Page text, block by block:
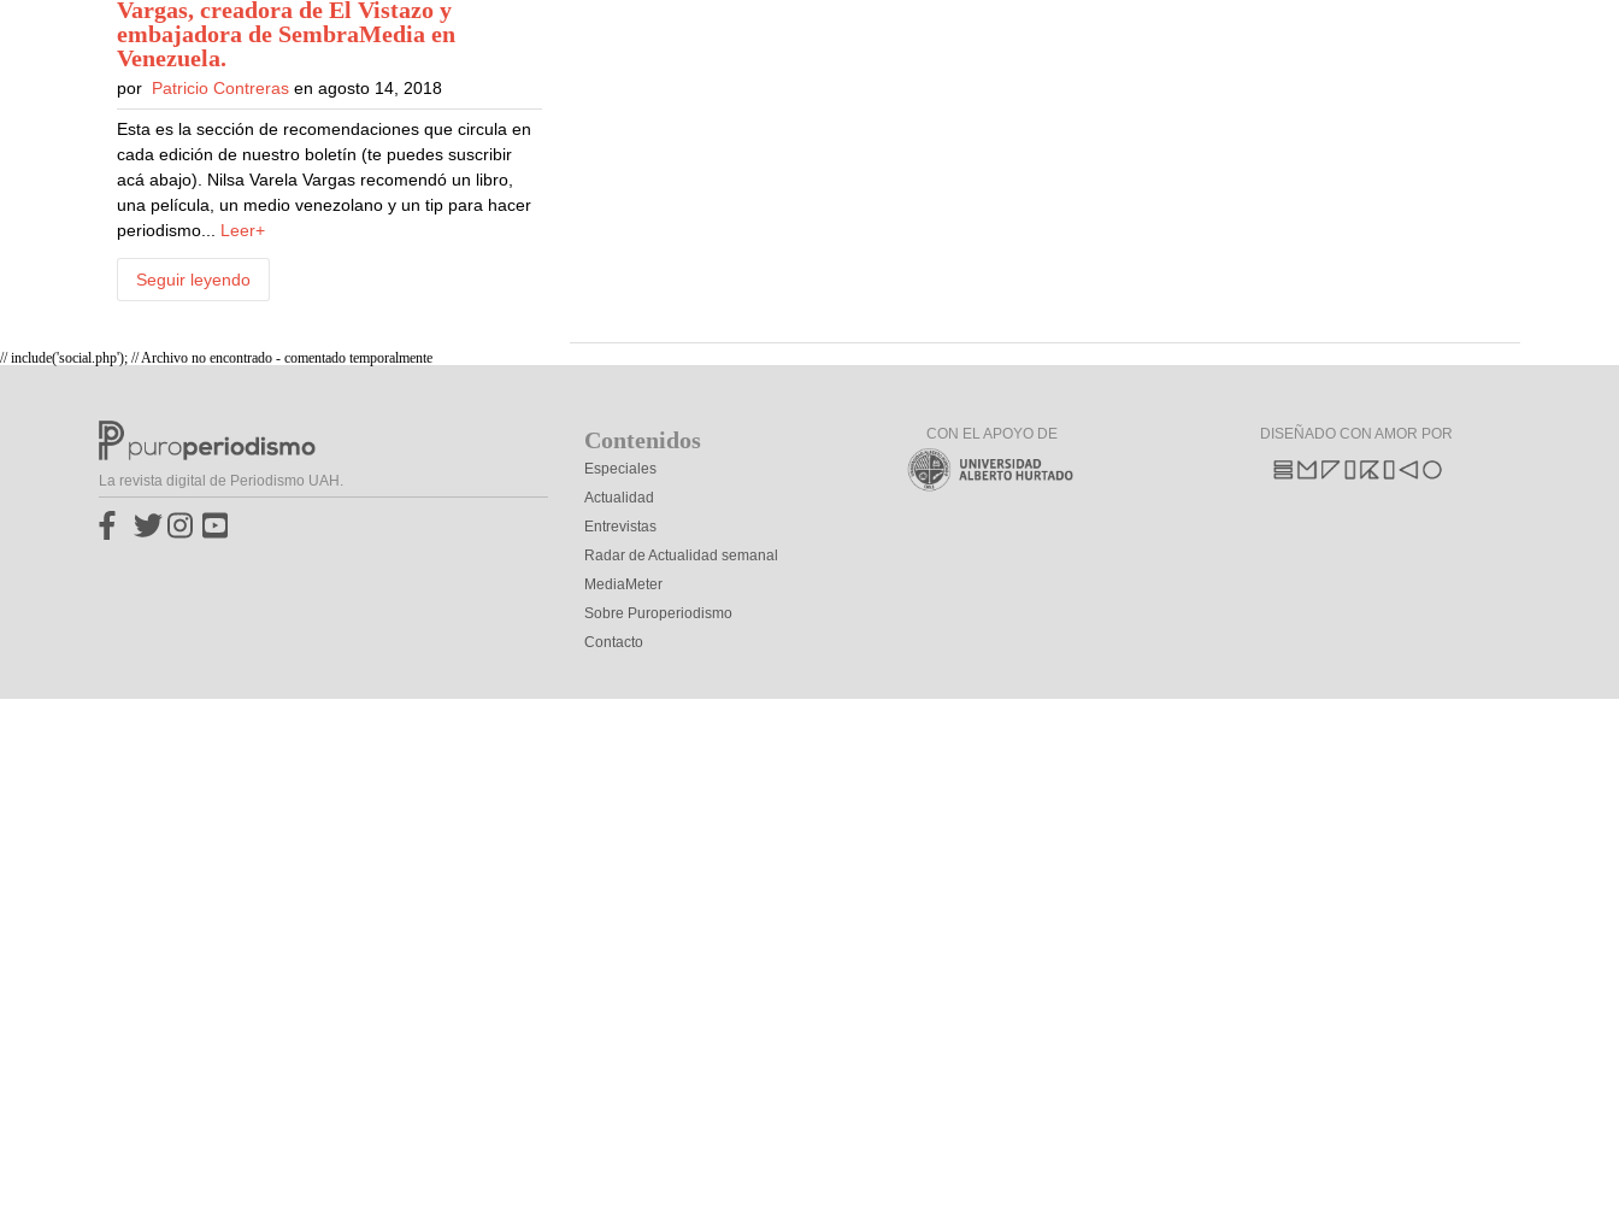
Vargas, creadora de El Vistazo y
embajadora de SembraMedia en
Venezuela.
por Patricio Contreras en agosto 14, 2018
Esta es la sección de recomendaciones que circula en
cada edición de nuestro boletín (te puedes suscribir
acá abajo). Nilsa Varela Vargas recomendó un libro,
una película, un medio venezolano y un tip para hacer
periodismo... Leer+
Seguir leyendo
// include('social.php'); // Archivo no encontrado - comentado temporalmente
La revista digital de Periodismo UAH.
Contenidos
Especiales
Actualidad
Entrevistas
Radar de Actualidad semanal
MediaMeter
Sobre Puroperiodismo
Contacto
CON EL APOYO DE DISEÑADO CON AMOR POR